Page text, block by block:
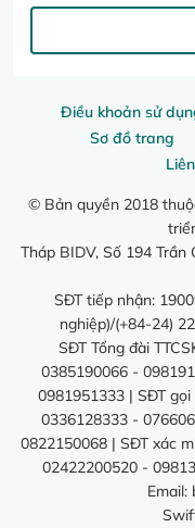
Điều khoản sử
Sơ đồ trang
© Bản quyền 2018
Tháp BIDV, Số 194 Trần
SĐT tiếp nhận:
nghiệp)/(+84-24)
SĐT Tổng đài
0385190066 -
0981951333 | SĐT
0336128333 -
0822150068 | SĐT xác
02422200520 -
Email: